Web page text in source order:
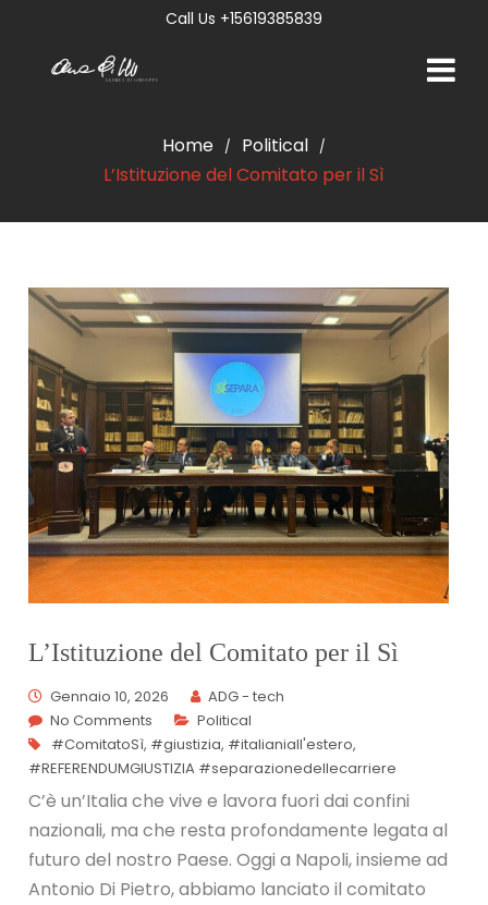
Call Us +15619385839
Home / Political /
L’Istituzione del Comitato per il Sì
L’Istituzione del Comitato per il Sì
Gennaio 10, 2026
ADG - tech
No Comments
Political
#ComitatoSì, #giustizia, #italianiall'estero,
#REFERENDUMGIUSTIZIA #separazionedellecarriere
C’è un’Italia che vive e lavora fuori dai confini
nazionali, ma che resta profondamente legata al
futuro del nostro Paese. Oggi a Napoli, insieme ad
Antonio Di Pietro, abbiamo lanciato il comitato